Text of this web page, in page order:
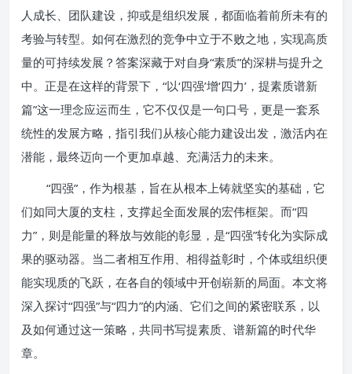
人成长、团队建设，抑或是组织发展，都面临着前所未有的
考验与转型。如何在激烈的竞争中立于不败之地，实现高质
量的可持续发展？答案深藏于对自身“素质”的深耕与提升之
中。正是在这样的背景下，“以‘四强’增‘四力’，提素质谱新
篇”这一理念应运而生，它不仅仅是一句口号，更是一套系
统性的发展方略，指引我们从核心能力建设出发，激活内在
潜能，最终迈向一个更加卓越、充满活力的未来。
“四强”，作为根基，旨在从根本上铸就坚实的基础，它
们如同大厦的支柱，支撑起全面发展的宏伟框架。而“四
力”，则是能量的释放与效能的彰显，是“四强”转化为实际成
果的驱动器。当二者相互作用、相得益彰时，个体或组织便
能实现质的飞跃，在各自的领域中开创崭新的局面。本文将
深入探讨“四强”与“四力”的内涵、它们之间的紧密联系，以
及如何通过这一策略，共同书写提素质、谱新篇的时代华
章。